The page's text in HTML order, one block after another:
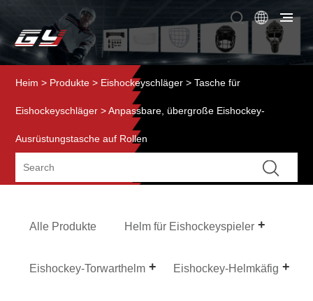
Heim > Produkte > Eishockeyschläger >Tasche für
Eishockeyschläger > Anpassbare, übergroße Eishockey-
Ausrüstungstasche auf Rollen
Alle Produkte Helm für Eishockeyspieler
Eishockey-Torwarthelm Eishockey-Helmkäfig